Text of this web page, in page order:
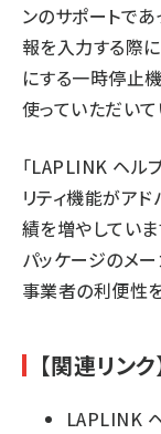
ンのサポートで
報を入力する際
にする一時停止
使っていただいて
「LAPLINK ヘル
リティ機能がア
績を増やしていま
パッケージのメ
事業者の利便性
【関連リンク
LAPLINK